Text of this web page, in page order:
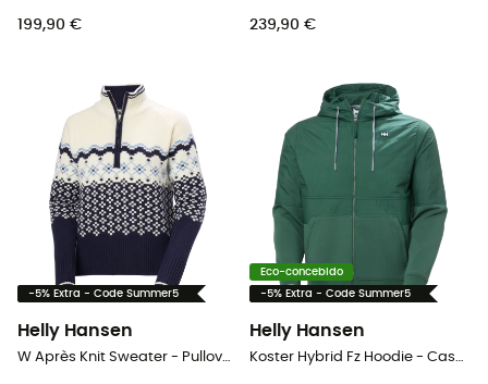
199,90 € 239,90 €
-5% Extra - Code Summer5
Helly Hansen
W Après Knit Sweater - Pullover mulher
Eco-concebido
-5% Extra - Code Summer5
Helly Hansen
Koster Hybrid Fz Hoodie - Casaco homem